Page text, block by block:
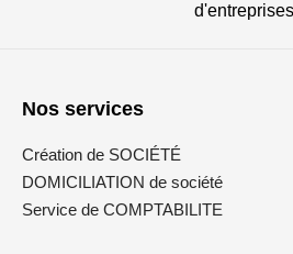
Nos services
Création de SOCIÉTÉ
DOMICILIATION de société
Service de COMPTABILITE